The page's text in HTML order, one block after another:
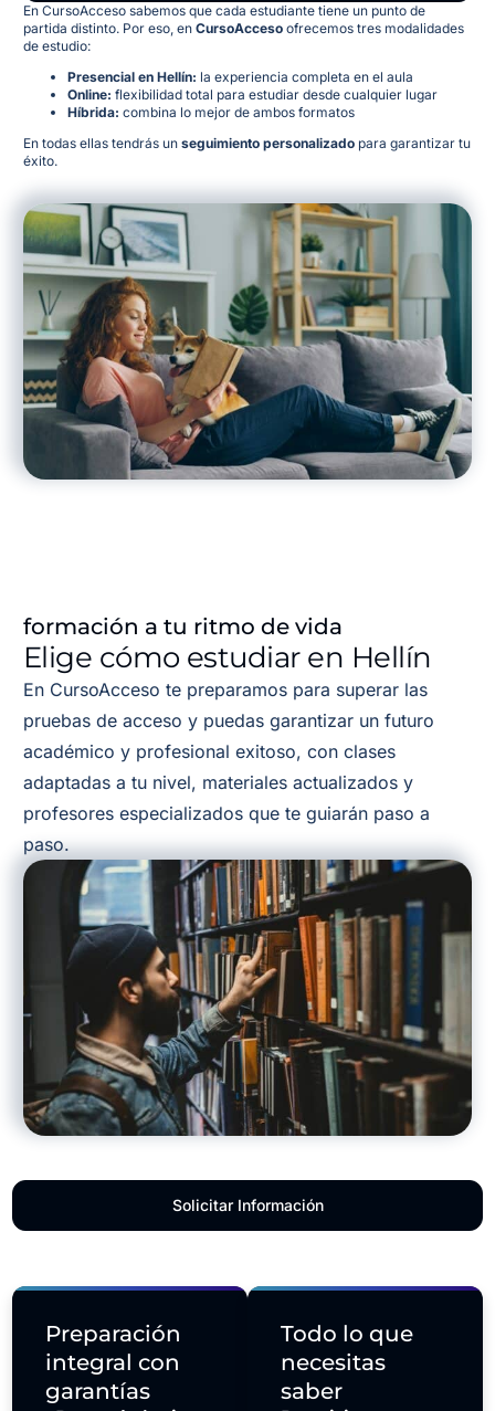
En CursoAcceso sabemos que cada estudiante tiene un punto de
partida distinto. Por eso, en CursoAccesoofrecemos tres modalidades
de estudio:
Presencial en Hellín: la experiencia completa en el aula
Online: flexibilidad total para estudiar desde cualquier lugar
Híbrida: combina lo mejor de ambos formatos
En todas ellas tendrás un seguimiento personalizadopara garantizar tu
éxito.
formación a tu ritmo de vida
Elige cómo estudiar en Hellín
En CursoAcceso te preparamos para superar las
pruebas de acceso y puedas garantizar un futuro
académico y profesional exitoso, con clases
adaptadas a tu nivel, materiales actualizados y
profesores especializados que te guiarán paso a
paso.
Preparación
integral con
garantías
Todo lo que
necesitas
saber
Solicitar Información